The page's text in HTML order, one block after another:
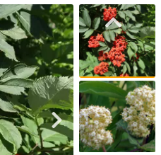
Zum nächsten Bild
Zum vorigen Bild